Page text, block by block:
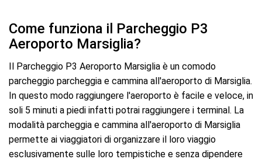
Come funziona il Parcheggio P3
Aeroporto Marsiglia?
Il Parcheggio P3 Aeroporto Marsiglia è un comodo
parcheggio parcheggia e cammina all'aeroporto di Marsiglia.
In questo modo raggiungere l'aeroporto è facile e veloce, in
soli 5 minuti a piedi infatti potrai raggiungere i terminal. La
modalità parcheggia e cammina all'aeroporto di Marsiglia
permette ai viaggiatori di organizzare il loro viaggio
esclusivamente sulle loro tempistiche e senza dipendere